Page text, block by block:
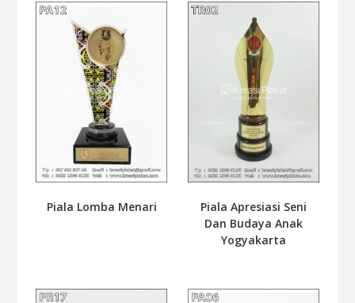
Piala Lomba Menari
Piala Apresiasi Seni
Dan Budaya Anak
Yogyakarta